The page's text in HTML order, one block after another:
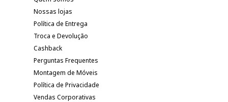
Nossas lojas
Política de Entrega
Troca e Devolução
Cashback
Perguntas Frequentes
Montagem de Móveis
Política de Privacidade
Vendas Corporativas